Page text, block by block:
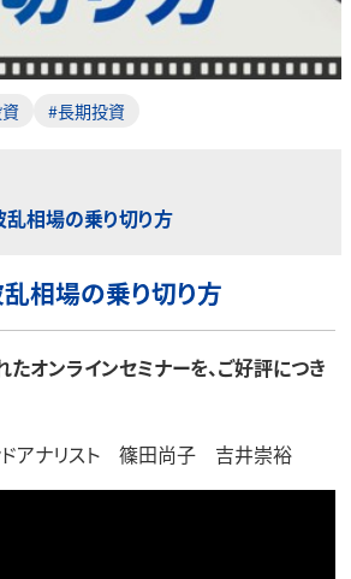
#長期投資
相場の乗り切り方
相場の乗り切り方
たオンラインセミナーを、ご好評につき
ドアナリスト 篠田尚子 吉井崇裕